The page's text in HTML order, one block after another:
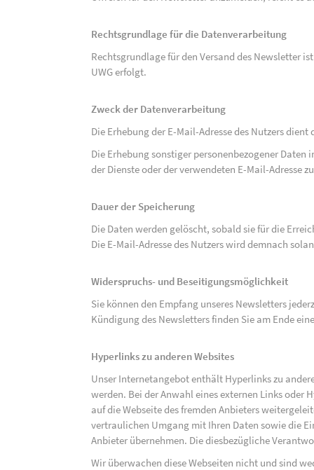
Rechtsgrundlage für die Datenverarbeitung
Rechtsgrundlage für den Versand des Newsletter ist
UWG erfolgt.
Zweck der Datenverarbeitung
Die Erhebung der E-Mail-Adresse des Nutzers
Die Erhebung sonstiger personenbezogener
der Dienste oder der verwendeten E-Mail-Adresse
Dauer der Speicherung
Die Daten werden gelöscht, sobald sie für die
Die E-Mail-Adresse des Nutzers wird demnach
Widerspruchs- und Beseitigungsmöglichkeit
Sie können den Empfang unseres Newsletters
Kündigung des Newsletters finden Sie am Ende
Hyperlinks zu anderen Websites
Unser Internetangebot enthält Hyperlinks zu
werden. Bei der Anwahl eines externen Links oder
auf die Webseite des fremden Anbieters
vertraulichen Umgang mit Ihren Daten sowie die
Anbieter übernehmen. Die diesbezügliche
Wir überwachen diese Webseiten nicht und sind